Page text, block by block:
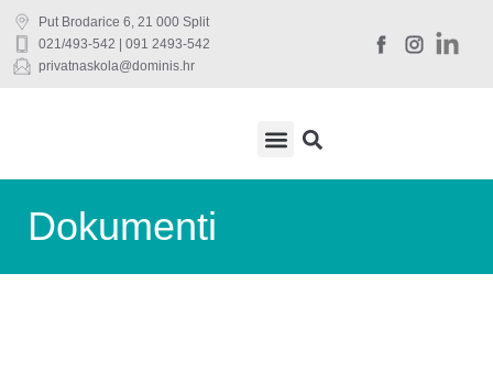
Put Brodarice 6, 21 000 Split
021/493-542 | 091 2493-542
privatnaskola@dominis.hr
Dokumenti